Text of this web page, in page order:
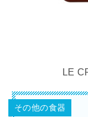
LE
その他の食器